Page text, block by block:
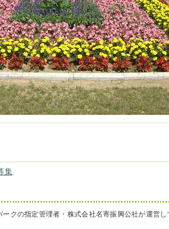
集
ークの指定管理者・株式会社名寄振興公社が運営